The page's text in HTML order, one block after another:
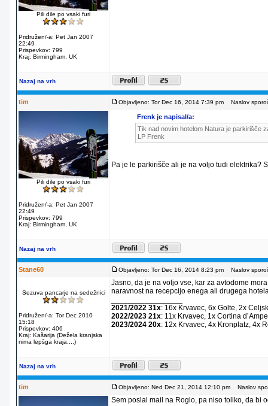
Pili dile po vsaki furi
Pridružen/-a: Pet Jan 2007
22:49
Prispevkov: 799
Kraj: Birmingham, UK
Nazaj na vrh
tim Objavljeno: Tor Dec 16, 2014 7:39 pm Naslov
Pili dile po vsaki furi
Pridružen/-a: Pet Jan 2007
22:49
Prispevkov: 799
Kraj: Birmingham, UK
Frenk je napisal/a:
Tik nad novim hotelom Natura je parkirišče
LP Frenk
Pa je le parkirišče ali je na voljo tudi elektrika?
Nazaj na vrh
Stane60 Objavljeno: Tor Dec 16, 2014 8:23 pm Naslov
Sezuva pancarje na sedežnici
Pridružen/-a: Tor Dec 2010
15:18
Prispevkov: 406
Kraj: Kašarija (Dežela kranjska
nima lepšga kraja,...)
Jasno, da je na voljo vse, kar za avtodome
naravnost na recepcijo enega ali drugega
2021/2022 31x: 16x Krvavec, 6x Golte, 2x
2022/2023 21x: 11x Krvavec, 1x Cortina
2023/2024 20x: 12x Krvavec, 4x Kronplatz, 4x
Nazaj na vrh
tim Objavljeno: Ned Dec 21, 2014 12:10 pm Naslov
Sem poslal mail na Roglo, pa niso toliko, da bi